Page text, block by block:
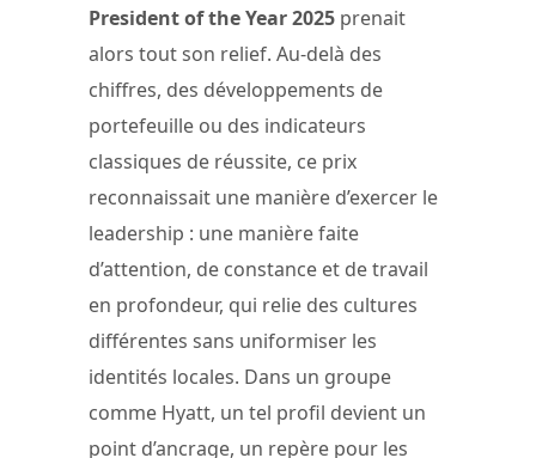
President of the Year 2025 prenait
alors tout son relief. Au-delà des
chiffres, des développements de
portefeuille ou des indicateurs
classiques de réussite, ce prix
reconnaissait une manière d’exercer le
leadership : une manière faite
d’attention, de constance et de travail
en profondeur, qui relie des cultures
différentes sans uniformiser les
identités locales. Dans un groupe
comme Hyatt, un tel profil devient un
point d’ancrage, un repère pour les